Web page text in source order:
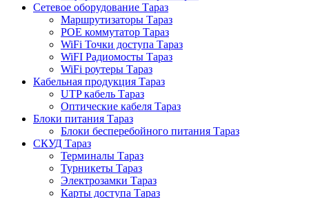
Сетевое оборудование Тараз
Маршрутизаторы Тараз
POE коммутатор Тараз
WiFi Точки доступа Тараз
WiFI Радиомосты Тараз
WiFi роутеры Тараз
Кабельная продукция Тараз
UTP кабель Тараз
Оптические кабеля Тараз
Блоки питания Тараз
Блоки бесперебойного питания Тараз
СКУД Тараз
Терминалы Тараз
Турникеты Тараз
Электрозамки Тараз
Карты доступа Тараз